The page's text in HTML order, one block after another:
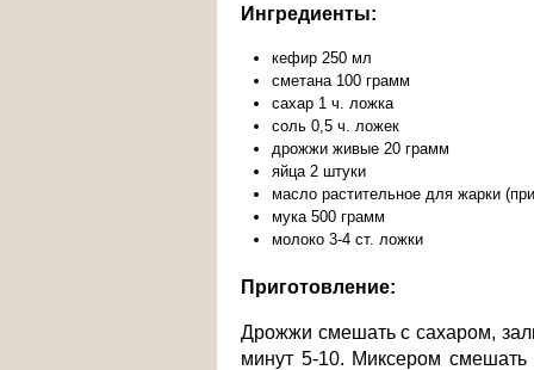
Ингредиенты:
кефир 250 мл
сметана 100 грамм
сахар 1 ч. ложка
соль 0,5 ч. ложек
дрожжи живые 20 грамм
яйца 2 штуки
масло растительное для жарки
мука 500 грамм
молоко 3-4 ст. ложки
Приготовление:
Дрожжи смешать с сахаром,
минут 5-10. Миксером